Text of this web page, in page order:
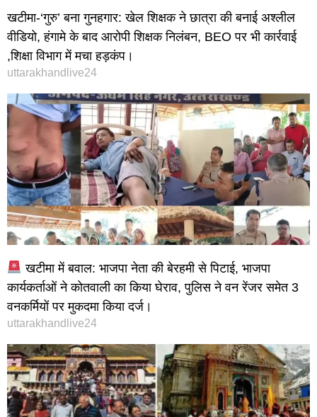
खटीमा-‘गुरु’ बना गुनहगार: खेल शिक्षक ने छात्रा की बनाई अश्लील
वीडियो, हंगामे के बाद आरोपी शिक्षक निलंबन, BEO पर भी कार्रवाई
,शिक्षा विभाग में मचा हड़कंप।
uttarakhandlive24
खटीमा में बवाल: भाजपा नेता की बेरहमी से पिटाई, भाजपा
कार्यकर्ताओं ने कोतवाली का किया घेराव, पुलिस ने वन रेंजर समेत 3
वनकर्मियों पर मुकदमा किया दर्ज।
uttarakhandlive24